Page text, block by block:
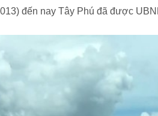
đến nay Tây Phú đã được